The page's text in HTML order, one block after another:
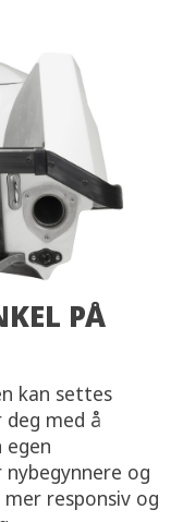
PÅ
kan settes
med å
og
responsiv og